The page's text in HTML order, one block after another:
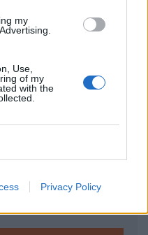
my
Use,
of my
with the
Privacy Policy
hírarchívumához
év napon belüli